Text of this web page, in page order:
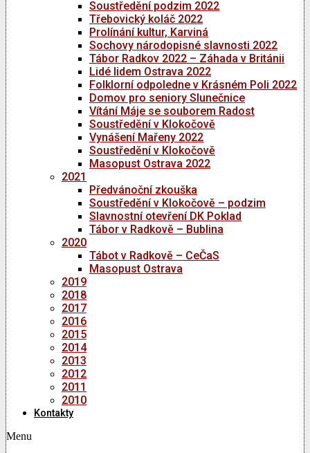
Soustředění podzim 2022
Třebovický koláč 2022
Prolínání kultur, Karviná
Sochovy národopisné slavnosti 2022
Tábor Radkov 2022 – Záhada v Británii
Lidé lidem Ostrava 2022
Folklorní odpoledne v Krásném Poli 2022
Domov pro seniory Slunečnice
Vítání Máje se souborem Radost
Soustředění v Klokočově
Vynášení Mařeny 2022
Soustředění v Klokočově
Masopust Ostrava 2022
2021
Předvánoční zkouška
Soustředění v Klokočově – podzim
Slavnostní otevření DK Poklad
Tábor v Radkově – Bublina
2020
Tábot v Radkově – CeČaS
Masopust Ostrava
2019
2018
2017
2016
2015
2014
2013
2012
2011
2010
Kontakty
Menu